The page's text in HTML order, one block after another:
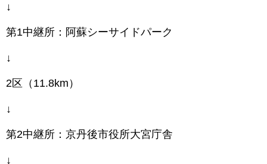
↓
第1中継所：阿蘇シーサイドパーク
↓
2区（11.8km）
↓
第2中継所：京丹後市役所大宮庁舎
↓